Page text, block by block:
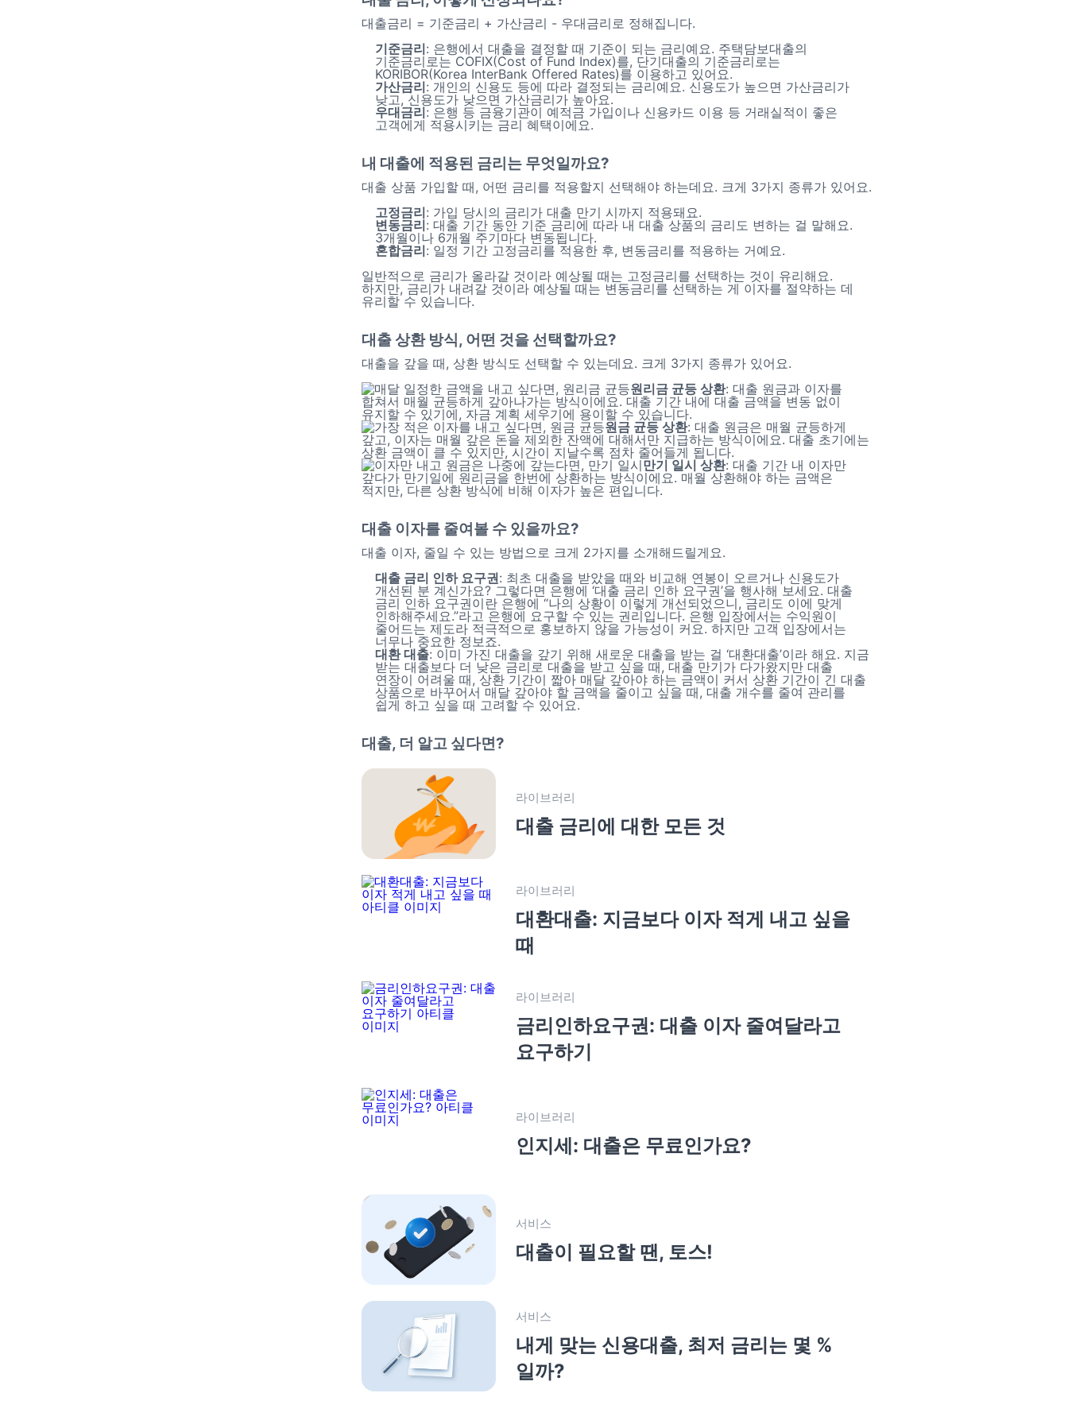
대출금리 = 기준금리 + 가산금리 - 우대금리로 정해집니다.
기준금리: 은행에서 대출을 결정할 때 기준이 되는 금리예요. 주택담보대출의
기준금리로는 COFIX(Cost of Fund Index)를, 단기대출의 기준금리로는
KORIBOR(Korea InterBank Offered Rates)를 이용하고 있어요.
가산금리: 개인의 신용도 등에 따라 결정되는 금리예요. 신용도가 높으면 가산금리가
낮고, 신용도가 낮으면 가산금리가 높아요.
우대금리: 은행 등 금융기관이 예적금 가입이나 신용카드 이용 등 거래실적이 좋은
고객에게 적용시키는 금리 혜택이에요.
내 대출에 적용된 금리는 무엇일까요?
대출 상품 가입할 때, 어떤 금리를 적용할지 선택해야 하는데요. 크게 3가지 종류가 있어요.
고정금리: 가입 당시의 금리가 대출 만기 시까지 적용돼요.
변동금리: 대출 기간 동안 기준 금리에 따라 내 대출 상품의 금리도 변하는 걸 말해요.
3개월이나 6개월 주기마다 변동됩니다.
혼합금리: 일정 기간 고정금리를 적용한 후, 변동금리를 적용하는 거예요.
일반적으로 금리가 올라갈 것이라 예상될 때는 고정금리를 선택하는 것이 유리해요.
하지만, 금리가 내려갈 것이라 예상될 때는 변동금리를 선택하는 게 이자를 절약하는 데
유리할 수 있습니다.
대출 상환 방식, 어떤 것을 선택할까요?
대출을 갚을 때, 상환 방식도 선택할 수 있는데요. 크게 3가지 종류가 있어요.
원리금 균등 상환: 대출 원금과 이자를
합쳐서 매월 균등하게 갚아나가는 방식이에요. 대출 기간 내에 대출 금액을 변동 없이
유지할 수 있기에, 자금 계획 세우기에 용이할 수 있습니다.
원금 균등 상환: 대출 원금은 매월 균등하게
갚고, 이자는 매월 갚은 돈을 제외한 잔액에 대해서만 지급하는 방식이에요. 대출 초기에는
상환 금액이 클 수 있지만, 시간이 지날수록 점차 줄어들게 됩니다.
만기 일시 상환: 대출 기간 내 이자만
갚다가 만기일에 원리금을 한번에 상환하는 방식이에요. 매월 상환해야 하는 금액은
적지만, 다른 상환 방식에 비해 이자가 높은 편입니다.
대출 이자를 줄여볼 수 있을까요?
대출 이자, 줄일 수 있는 방법으로 크게 2가지를 소개해드릴게요.
대출 금리 인하 요구권: 최초 대출을 받았을 때와 비교해 연봉이 오르거나 신용도가
개선된 분 계신가요? 그렇다면 은행에 ‘대출 금리 인하 요구권’을 행사해 보세요. 대출
금리 인하 요구권이란 은행에 “나의 상황이 이렇게 개선되었으니, 금리도 이에 맞게
인하해주세요.”라고 은행에 요구할 수 있는 권리입니다. 은행 입장에서는 수익원이
줄어드는 제도라 적극적으로 홍보하지 않을 가능성이 커요. 하지만 고객 입장에서는
너무나 중요한 정보죠.
대환 대출: 이미 가진 대출을 갚기 위해 새로운 대출을 받는 걸 ‘대환대출’이라 해요. 지금
받는 대출보다 더 낮은 금리로 대출을 받고 싶을 때, 대출 만기가 다가왔지만 대출
연장이 어려울 때, 상환 기간이 짧아 매달 갚아야 하는 금액이 커서 상환 기간이 긴 대출
상품으로 바꾸어서 매달 갚아야 할 금액을 줄이고 싶을 때, 대출 개수를 줄여 관리를
쉽게 하고 싶을 때 고려할 수 있어요.
대출, 더 알고 싶다면?
라이브러리
대출 금리에 대한 모든 것
라이브러리
대환대출: 지금보다 이자 적게 내고 싶을
때
라이브러리
금리인하요구권: 대출 이자 줄여달라고
요구하기
라이브러리
인지세: 대출은 무료인가요?
서비스
대출이 필요할 땐, 토스!
서비스
내게 맞는 신용대출, 최저 금리는 몇 %
일까?